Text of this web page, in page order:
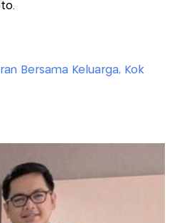
Bersama Keluarga, Kok